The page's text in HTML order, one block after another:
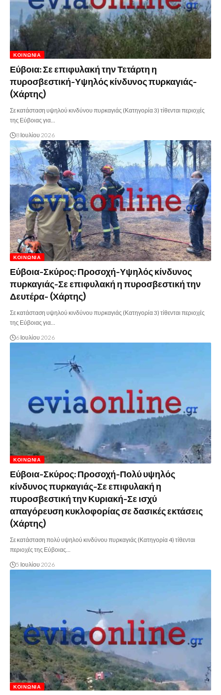
ΚΟΙΝΩΝΊΑ
Εύβοια: Σε επιφυλακή την Τετάρτη η
πυροσβεστική-Υψηλός κίνδυνος πυρκαγιάς-
(Χάρτης)
Σε κατάσταση υψηλού κινδύνου πυρκαγιάς (Κατηγορία 3) τίθενται περιοχές
της Εύβοιας για…
8 Ιουλίου 2026
ΚΟΙΝΩΝΊΑ
Εύβοια-Σκύρος: Προσοχή-Υψηλός κίνδυνος
πυρκαγιάς-Σε επιφυλακή η πυροσβεστική την
Δευτέρα- (Χάρτης)
Σε κατάσταση υψηλού κινδύνου πυρκαγιάς (Κατηγορία 3) τίθενται περιοχές
της Εύβοιας για…
6 Ιουλίου 2026
ΚΟΙΝΩΝΊΑ
Εύβοια-Σκύρος: Προσοχή-Πολύ υψηλός
κίνδυνος πυρκαγιάς-Σε επιφυλακή η
πυροσβεστική την Κυριακή-Σε ισχύ
απαγόρευση κυκλοφορίας σε δασικές εκτάσεις
(Χάρτης)
Σε κατάσταση πολύ υψηλού κινδύνου πυρκαγιάς (Κατηγορία 4) τίθενται
περιοχές της Εύβοιας…
5 Ιουλίου 2026
ΚΟΙΝΩΝΊΑ